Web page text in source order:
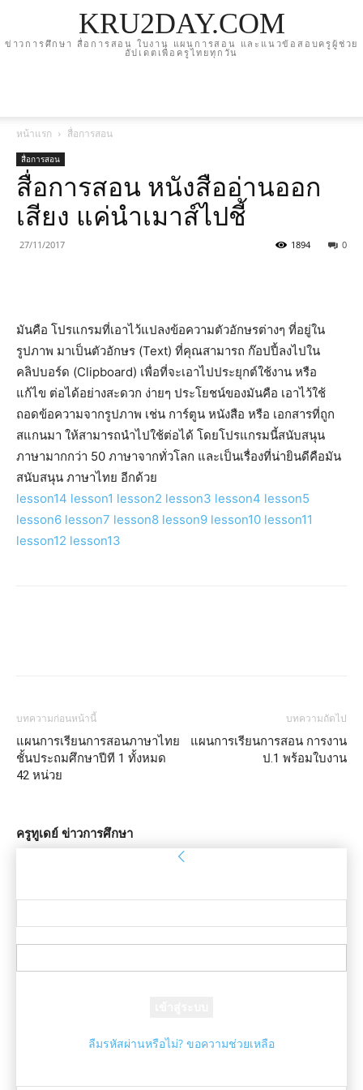
KRU2DAY.COM
ข่าวการศึกษา สื่อการสอน ใบงาน แผนการสอน และแนวข้อสอบครูผู้ช่วย
อัปเดตเพื่อครูไทยทุกวัน
หน้าแรก สื่อการสอน
สื่อการสอน
สื่อการสอน หนังสืออ่านออก
เสียง แค่นำเมาส์ไปชี้
27/11/2017 0
1894
มันคือ โปรแกรมที่เอาไว้แปลงข้อความตัวอักษรต่างๆ ที่อยู่ใน
รูปภาพ มาเป็นตัวอักษร (Text) ที่คุณสามารถ ก๊อปปี้ลงไปใน
คลิปบอร์ด (Clipboard) เพื่อที่จะเอาไปประยุกต์ใช้งาน หรือ
แก้ไข ต่อได้อย่างสะดวก ง่ายๆ ประโยชน์ของมันคือ เอาไว้ใช้
ถอดข้อความจากรูปภาพ เช่น การ์ตูน หนังสือ หรือ เอกสารที่ถูก
สแกนมา ให้สามารถนำไปใช้ต่อได้ โดยโปรแกรมนี้สนับสนุน
ภาษามากกว่า 50 ภาษาจากทั่วโลก และเป็นเรื่องที่น่ายินดีคือมัน
สนับสนุน ภาษาไทย อีกด้วย
lesson14 lesson1 lesson2 lesson3 lesson4 lesson5
lesson6 lesson7 lesson8 lesson9 lesson10 lesson11
lesson12 lesson13
บทความก่อนหน้านี้
แผนการเรียนการสอนภาษาไทย
ชั้นประถมศึกษาปีที 1 ทั้งหมด
42 หน่วย
บทความถัดไป
แผนการเรียนการสอน การงาน
ป.1 พร้อมใบงาน
ครูทูเดย์ ข่าวการศึกษา
ลืมรหัสผ่านหรือไม่? ขอความช่วยเหลือ